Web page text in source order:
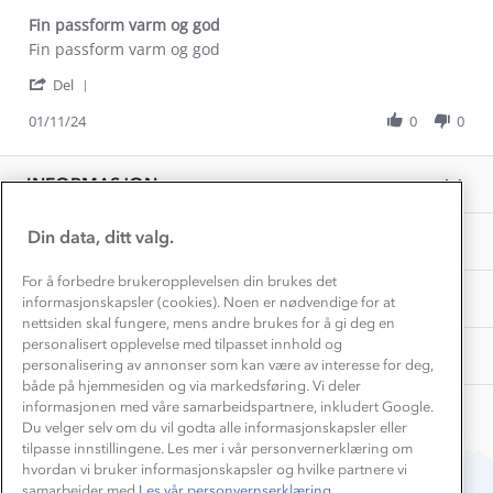
Fin passform varm og god
Review
kim
on
Nov
2024
review
Fin
varm
god
Fin passform varm og god
Del
kim
g.
Nov
2024
01/11/24 0 0
INFORMASJON
Kundeklubb
Våre butikker
Bedrift, barnehage og SFO
Presse
OM OSS
Inkludering
Materialer
Personvern
Samarbeide med oss?
TIPS OG RÅD
Gravidklær
Hvordan velge riktig turtøy?
Store størrelser
Turmat oppskrifter
Beredskap
AKTIVITETER
Få turinspirasjon og tips her⛰
Overnatte utendørs⛺
Leirskole 🥾
Barnehageansatt
Tips til hyttetur
Din data, ditt valg.
For å forbedre brukeropplevelsen din brukes det
informasjonskapsler (cookies). Noen er nødvendige for at
nettsiden skal fungere, mens andre brukes for å gi deg en
personalisert opplevelse med tilpasset innhold og
personalisering av annonser som kan være av interesse for deg,
både på hjemmesiden og via markedsføring. Vi deler
informasjonen med våre samarbeidspartnere, inkludert Google.
Du velger selv om du vil godta alle informasjonskapsler eller
tilpasse innstillingene. Les mer i vår personvernerklæring om
hvordan vi bruker informasjonskapsler og hvilke partnere vi